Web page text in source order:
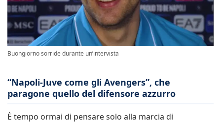
Buongiorno sorride durante un’intervista
“Napoli-Juve come gli Avengers”, che
paragone quello del difensore azzurro
È tempo ormai di pensare solo alla marcia di